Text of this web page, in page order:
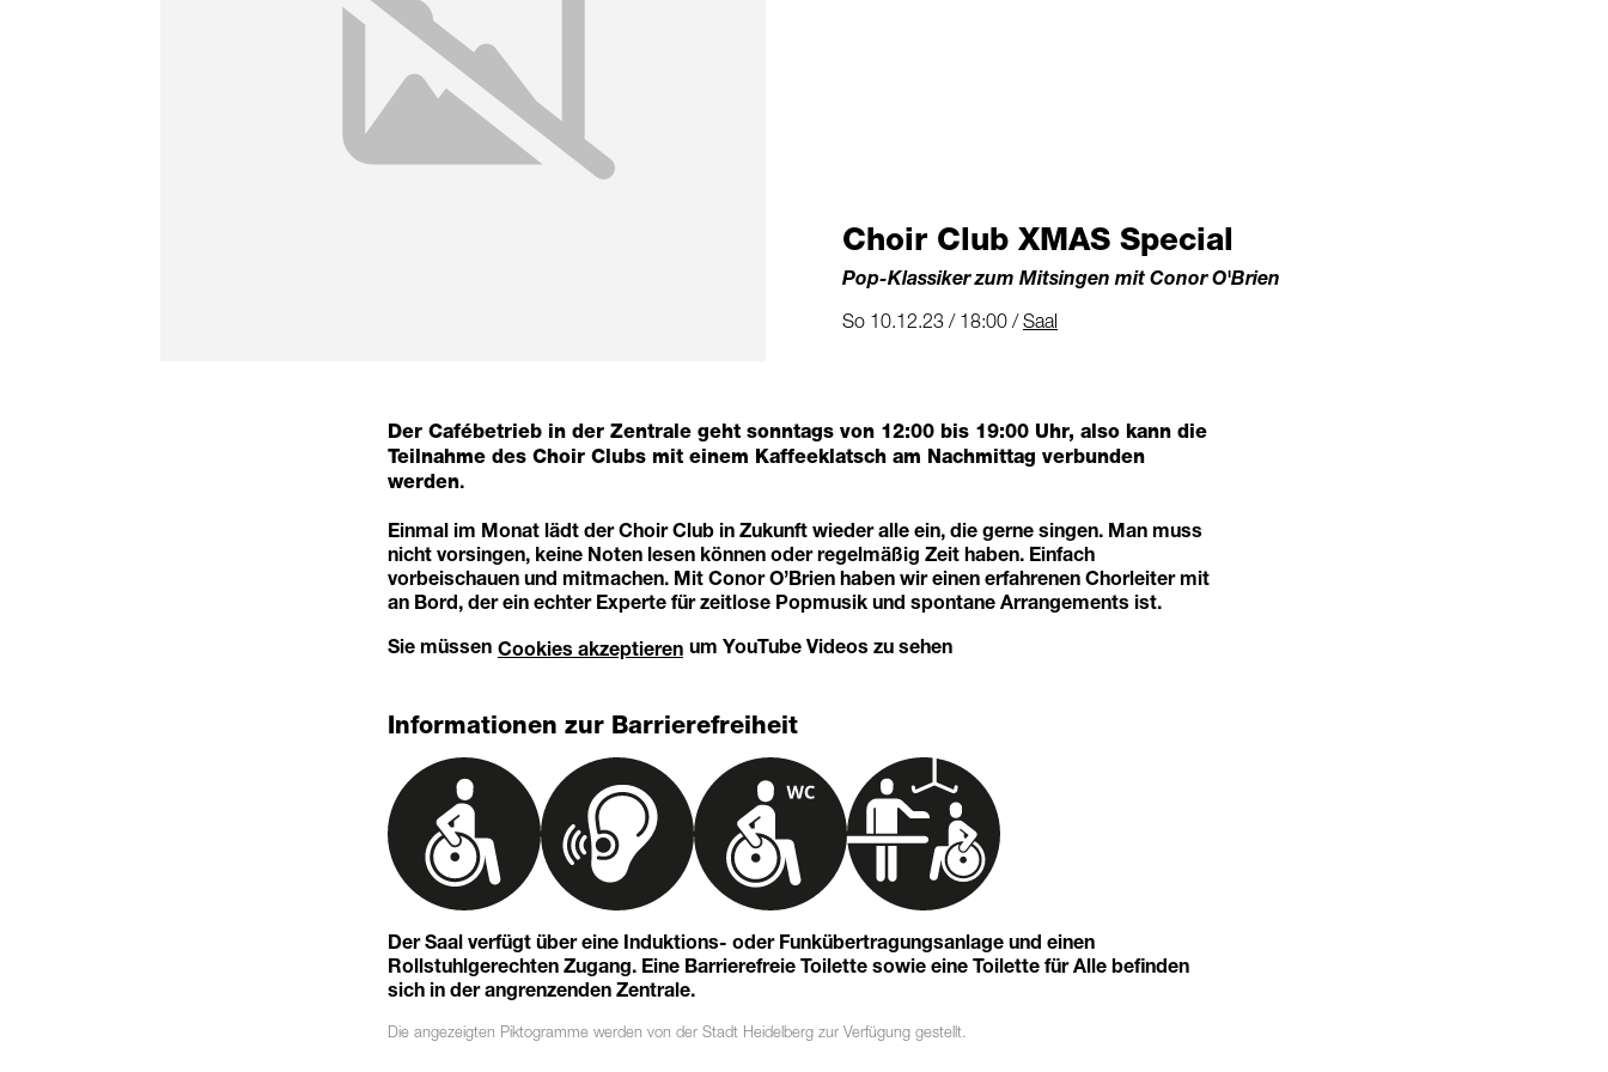
Choir Club XMAS Special
Pop-Klassiker zum Mitsingen mit Conor O'Brien
So 10.12.23 / 18:00 /Saal
Der Cafébetrieb in der Zentrale geht sonntags von 12:00 bis 19:00 Uhr, also kann die
Teilnahme des Choir Clubs mit einem Kaffeeklatsch am Nachmittag verbunden
werden.
Einmal im Monat lädt der Choir Club in Zukunft wieder alle ein, die gerne singen. Man muss
nicht vorsingen, keine Noten lesen können oder regelmäßig Zeit haben. Einfach
vorbeischauen und mitmachen. Mit Conor O’Brien haben wir einen erfahrenen Chorleiter mit
an Bord, der ein echter Experte für zeitlose Popmusik und spontane Arrangements ist.
Sie müssen Cookies akzeptieren um YouTube Videos zu sehen
Informationen zur Barrierefreiheit
Der Saal verfügt über eine Induktions- oder Funkübertragungsanlage und einen
Rollstuhlgerechten Zugang. Eine Barrierefreie Toilette sowie eine Toilette für Alle befinden
sich in der angrenzenden Zentrale.
Die angezeigten Piktogramme werden von der Stadt Heidelberg zur Verfügung gestellt.